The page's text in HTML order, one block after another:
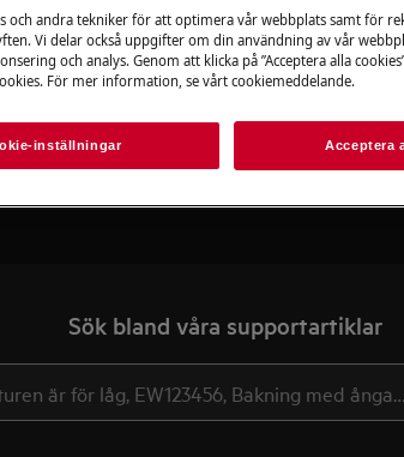
Stöd för
Sök bland våra supportartiklar
och andra tekniker för att optimera vår webbplats samt för
Vi delar också uppgifter om din användning av vår
och analys. Genom att klicka på ”Acceptera alla
För mer information, se vårt cookiemeddelande.
inställningar Acceptera